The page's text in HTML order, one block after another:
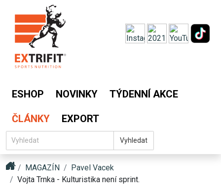
ESHOP NOVINKY TÝDENNÍ AKCE
ČLÁNKY EXPORT
Vyhledat
MAGAZÍN
Pavel Vacek
Vojta Trnka - Kulturistika není sprint.